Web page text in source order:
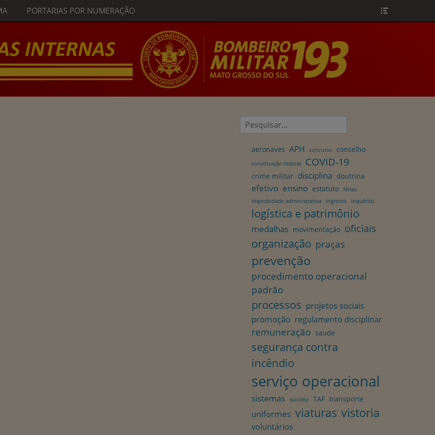
PORTARIAS POR NUMERAÇÃO
Pesquisar
por:
aeronaves APH concurso conselho
constituição federal COVID-19
crime militar disciplina doutrina
efetivo ensino estatuto
férias
improbidade administrativa
ingresso inquérito
logística e patrimônio
medalhas movimentação oficiais
organização praças
prevenção
procedimento operacional
padrão
processos projetos sociais
promoção regulamento disciplinar
remuneração saude
segurança contra
incêndio
serviço operacional
sistemas suicídio TAF transporte
uniformes viaturas vistoria
voluntários